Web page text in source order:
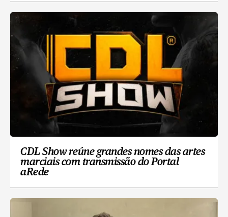
CDL Show reúne grandes nomes das artes
marciais com transmissão do Portal
aRede